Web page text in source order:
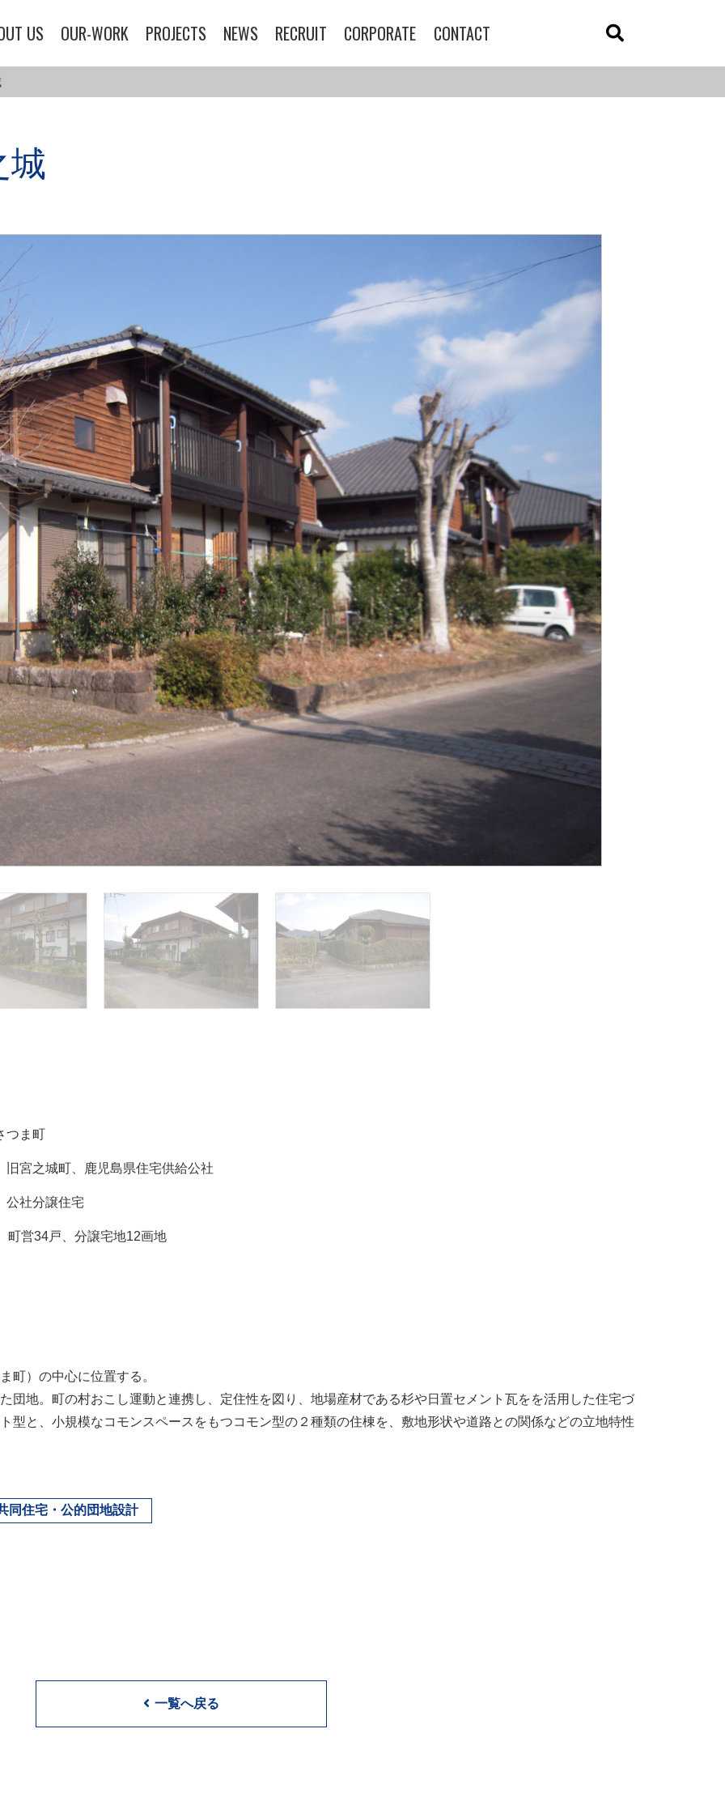
US OUR-WORK PROJECTS NEWS RECRUIT CORPORATE CONTACT
つま町
旧宮之城町、鹿児島県住宅供給公社
公社分譲住宅
町営34戸、分譲宅地12画地
町）の中心に位置する。
団地。町の村おこし運動と連携し、定住性を図り、地場産材である杉や日置セメント瓦をを活用した住宅づ
型と、小規模なコモンスペースをもつコモン型の２種類の住棟を、敷地形状や道路との関係などの立地特性
同住宅・公的団地設計
一覧へ戻る